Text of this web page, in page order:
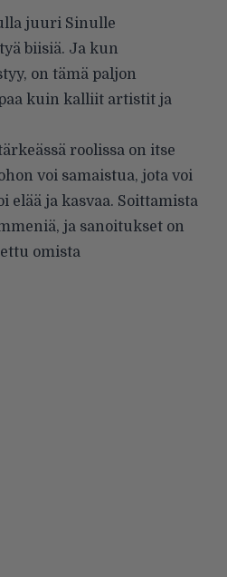
juuri Sinulle
biisiä. Ja kun
on tämä paljon
kuin kalliit artistit ja
roolissa on itse
voi samaistua, jota voi
elää ja kasvaa. Soittamista
ja sanoitukset on
omista